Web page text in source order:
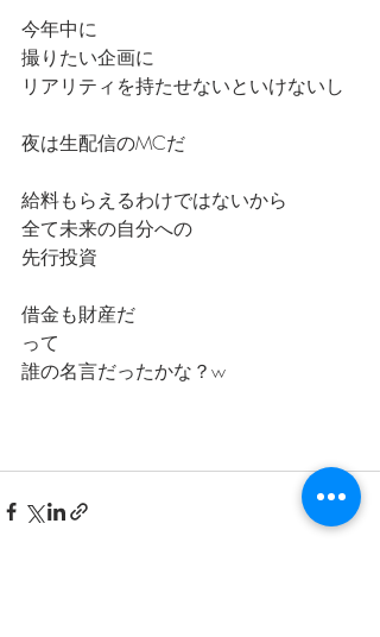
今年中に
撮りたい企画に
リアリティを持たせないといけないし
夜は生配信のMCだ
給料もらえるわけではないから
全て未来の自分への
先行投資
借金も財産だ
って
誰の名言だったかな？w